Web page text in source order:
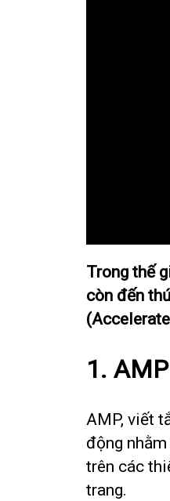
Trong thế
còn đến
1.
AMP, viết
động
trên các
trang.